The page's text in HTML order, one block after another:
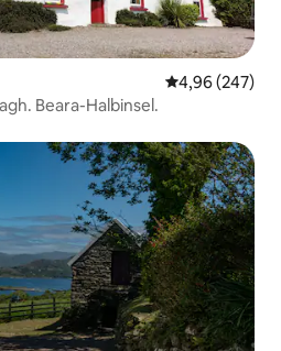
4,96 (247)
Beara-Halbinsel.